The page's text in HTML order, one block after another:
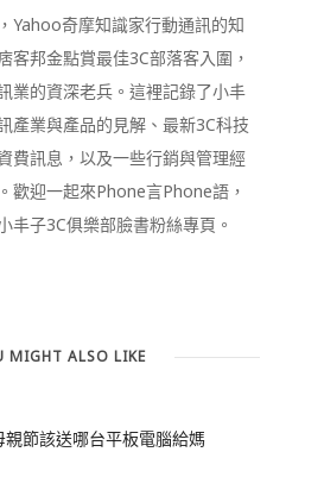
Yahoo奇摩知識家行動通訊的知
客邦金點賞最佳3C部落客入圍，
業的資深老兵。這裡記錄了小丰
產業與產品的見解、最新3C科技
費訊息，以及一些行銷與管理經
歡迎一起來Phone言Phone語，
丰子3C俱樂部臉書粉絲專頁。
MIGHT ALSO LIKE
親節該送哪台平板電腦給媽